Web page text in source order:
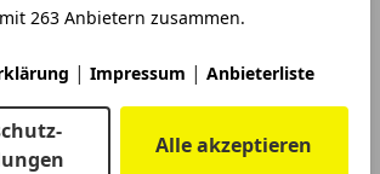
263 Anbietern zusammen.
| Impressum | Anbieterliste
Alle akzeptieren